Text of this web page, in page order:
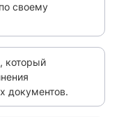
своему
который
документов.